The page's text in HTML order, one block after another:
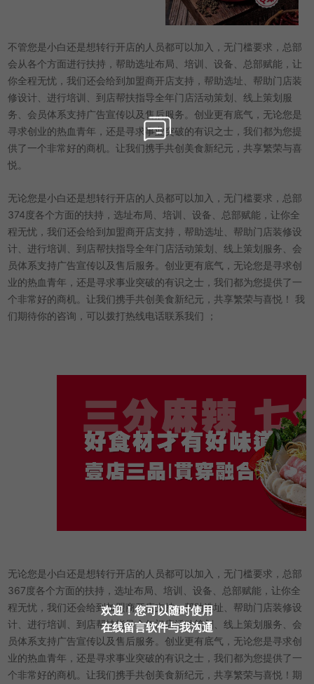
不管您是小白还是想转行开店的人员都可以加入，无门槛要求，总部
会从各个方面进行扶持，帮助选址布局、培训、设备、总部赋能，让
你全程无忧，我们还会给到加盟商开店支持，帮助选址、帮助门店装
修设计、进行培训、到店帮扶指导全年门店活动策划、线上策划服
务、会员体系支持广告宣传以及售后服务。创业更有底气，无论您是
寻求创业的热血青年，还是寻求事业突破的有识之士，我们都为您提
供了一个非常好的商机。让我们携手共创美食新纪元，共享繁荣与喜
悦。
无论您是小白还是想转行开店的人员都可以加入，无门槛要求，总部
374度各个方面的扶持，选址布局、培训、设备、总部赋能，让你全
程无忧，我们还会给到加盟商开店支持，帮助选址、帮助门店装修设
计、进行培训、到店帮扶指导全年门店活动策划、线上策划服务、会
员体系支持广告宣传以及售后服务。创业更有底气，无论您是寻求创
业的热血青年，还是寻求事业突破的有识之士，我们都为您提供了一
个非常好的商机。让我们携手共创美食新纪元，共享繁荣与喜悦！ 我
们期待你的咨询，可以拨打热线电话联系我们 ；
无论您是小白还是想转行开店的人员都可以加入，无门槛要求，总部
367度各个方面的扶持，选址布局、培训、设备、总部赋能，让你全
程无忧，我们还会给到加盟商开店支持，帮助选址、帮助门店装修设
计、进行培训、到店帮扶指导全年门店活动策划、线上策划服务、会
员体系支持广告宣传以及售后服务。创业更有底气，无论您是寻求创
业的热血青年，还是寻求事业突破的有识之士，我们都为您提供了一
个非常好的商机。让我们携手共创美食新纪元，共享繁荣与喜悦！期
欢迎！您可以随时使用
在线留言软件与我沟通